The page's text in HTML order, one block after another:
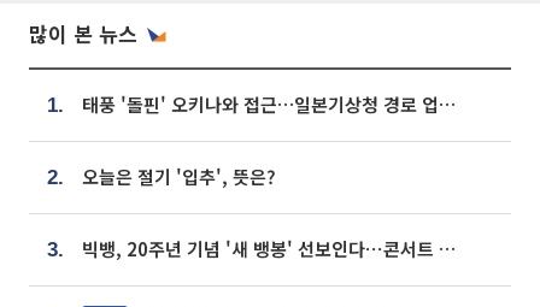
많이 본 뉴스
1. 태풍 '돌핀' 오키나와 접근…일본기상청 경로 업데이트
2. 오늘은 절기 '입추', 뜻은?
3. 빅뱅, 20주년 기념 '새 뱅봉' 선보인다⋯콘서트 앞두고 팝업 개최